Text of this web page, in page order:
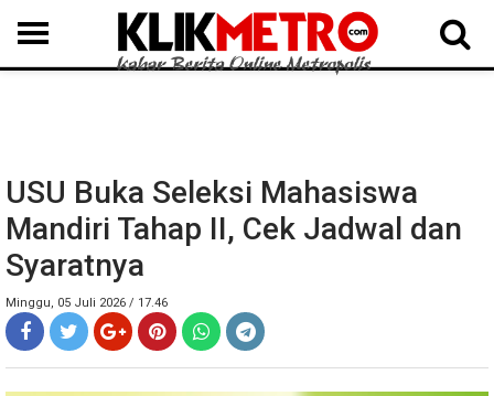
MEDAN LANGKAT DAIRI SAMOSIR TAPUT BATUBARA DELISERDANG
USU Buka Seleksi Mahasiswa
Mandiri Tahap II, Cek Jadwal dan
Syaratnya
Minggu, 05 Juli 2026 / 17.46